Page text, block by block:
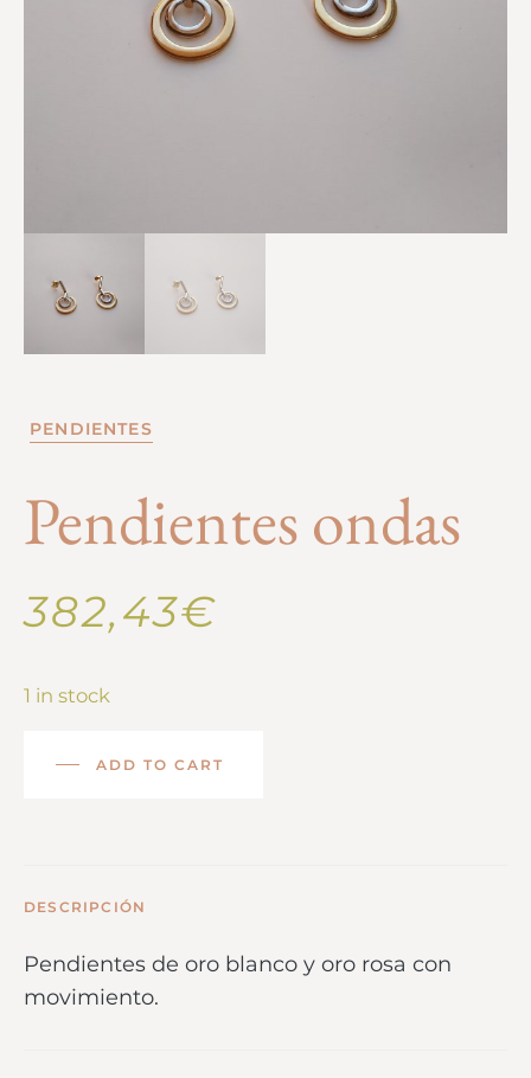
PENDIENTES
Pendientes ondas
382,43€
1 in stock
ADD TO CART
DESCRIPCIÓN
Pendientes de oro blanco y oro rosa con
movimiento.